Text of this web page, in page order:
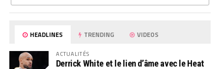
HEADLINES TRENDING VIDEOS
ACTUALITÉS
Derrick White et le lien d’âme avec le Heat